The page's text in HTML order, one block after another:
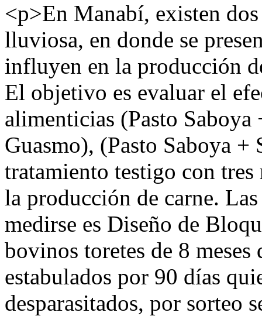
<p>En Manabí, existen
lluviosa, en donde se
influyen en la producción
El objetivo es evaluar el
alimenticias (Pasto Saboya
Guasmo), (Pasto Saboya +
tratamiento testigo con
la producción de carne.
medirse es Diseño de
bovinos toretes de 8
estabulados por 90 días
desparasitados, por sorteo